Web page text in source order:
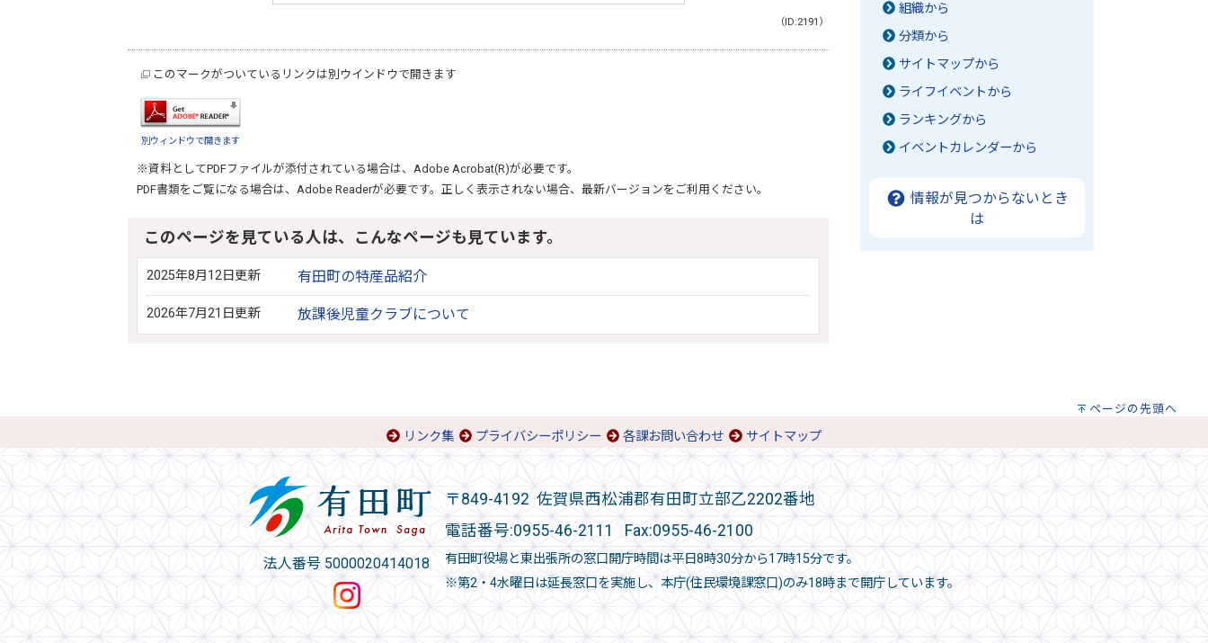
（ID:2191）
このマークがついているリンクは別ウインドウで開きます
別ウィンドウで開きます
※資料としてPDFファイルが添付されている場合は、 Adobe Acrobat(R)が必要です。
PDF書類をご覧になる場合は、 Adobe Readerが必要です。正しく表示されない場合、最新バージョンをご利用ください。
このページを見ている人は、こんなページも見ています。
2025年8月12日更新 有田町の特産品紹介
2026年7月21日更新 放課後児童クラブについて
組織から
分類から
サイトマップから
ライフイベントから
ランキングから
イベントカレンダーから
情報が見つからないとき
は
ページの先頭へ
リンク集 プライバシーポリシー 各課お問い合わせ サイトマップ
法人番号 5000020414018
〒849-4192 佐賀県西松浦郡有田町立部乙2202番地
電話番号:0955-46-2111 Fax:0955-46-2100
有田町役場と東出張所の窓口開庁時間は平日8時30分から17時15分です。
※第2・4水曜日は延長窓口を実施し、本庁(住民環境課窓口)のみ18時まで開庁しています。